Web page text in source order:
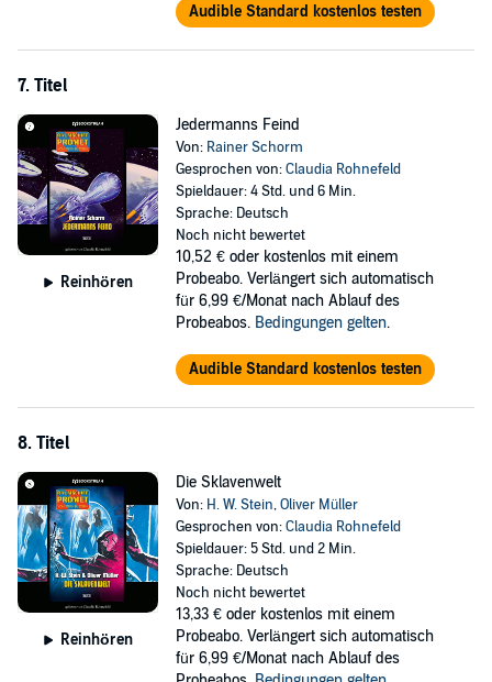
Audible Standard kostenlos testen
7. Titel
Reinhören
Jedermanns Feind
Von: Rainer Schorm
Gesprochen von:Claudia Rohnefeld
Spieldauer: 4 Std. und 6 Min.
Sprache: Deutsch
Noch nicht bewertet
10,52 € oder kostenlos mit einem
Probeabo. Verlängert sich automatisch
für 6,99 €/Monat nach Ablauf des
Probeabos. Bedingungen gelten.
Audible Standard kostenlos testen
8. Titel
Reinhören
Die Sklavenwelt
Von: H. W. Stein,Oliver Müller
Gesprochen von:Claudia Rohnefeld
Spieldauer: 5 Std. und 2 Min.
Sprache: Deutsch
Noch nicht bewertet
13,33 € oder kostenlos mit einem
Probeabo. Verlängert sich automatisch
für 6,99 €/Monat nach Ablauf des